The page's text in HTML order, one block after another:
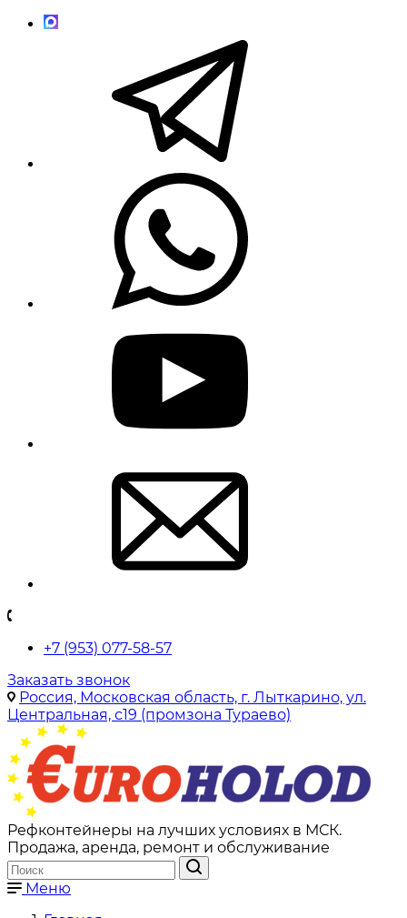
+7 (953) 077-58-57
Заказать звонок
Россия, Московская область, г. Лыткарино, ул.
Центральная, с19 (промзона Тураево)
Рефконтейнеры на лучших условиях в МСК.
Продажа, аренда, ремонт и обслуживание
Меню